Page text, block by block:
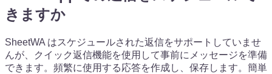
きますか
SheetWA はスケジュールされた返信をサポートしていませ
んが、クイック返信機能を使用して事前にメッセージを準備
できます。頻繁に使用する応答を作成し、保存します。簡単